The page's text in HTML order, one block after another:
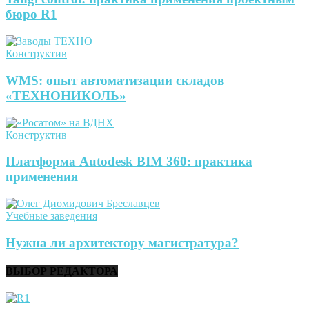
бюро R1
Конструктив
WMS: опыт автоматизации складов
«ТЕХНОНИКОЛЬ»
Конструктив
Платформа Autodesk BIM 360: практика
применения
Учебные заведения
Нужна ли архитектору магистратура?
ВЫБОР РЕДАКТОРА